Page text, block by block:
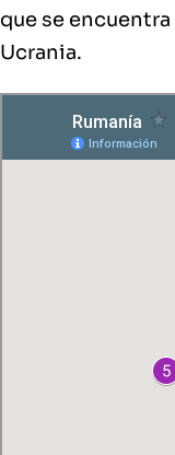
que se encuentra
Ucrania.